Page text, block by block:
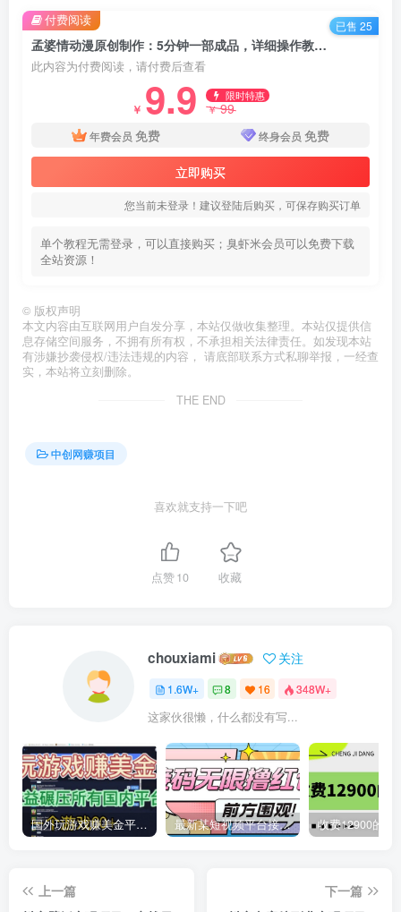
孟婆情动漫原创制作：5分钟一部成品，详细操作教程（16课时）
此内容为付费阅读，请付费后查看
￥ 9.9 限时特惠
￥99
年费会员 免费 终身会员 免费
立即购买
您当前未登录！建议登陆后购买，可保存购买订单
单个教程无需登录，可以直接购买；臭虾米会员可以免费下载
全站资源！
付费阅读 已售 25
© 版权声明
本文内容由互联网用户自发分享，本站仅做收集整理。本站仅提供信
息存储空间服务，不拥有所有权，不承担相关法律责任。如发现本站
有涉嫌抄袭侵权/违法违规的内容， 请底部联系方式私聊举报，一经查
实，本站将立刻删除。
THE END
中创网赚项目
喜欢就支持一下吧
点赞10 收藏
chouxiami 关注
1.6W+ 8 16 348W+
这家伙很懒，什么都没有写...
国外玩游戏赚美金平台，一个游戏60+，收益碾压国内所有平台 最新某短视频平台接码看广告，无限撸1.3元项目【软件+详细操作教程】
上一篇
下一篇